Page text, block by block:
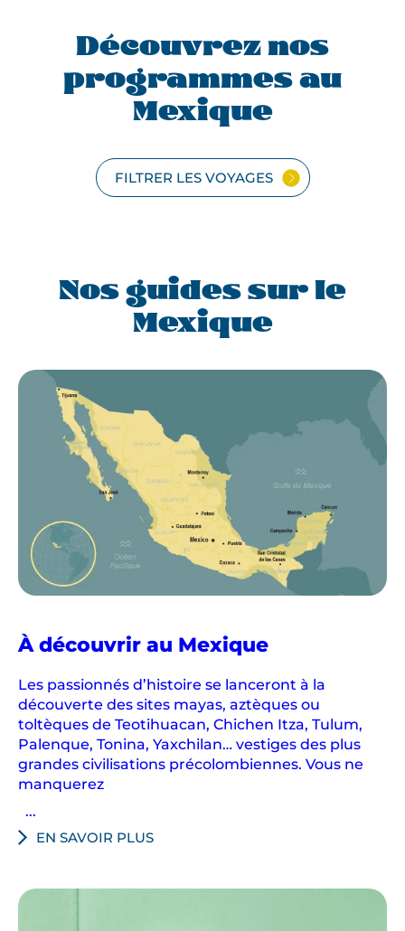
Découvrez nos
programmes au
Mexique
FILTRER LES VOYAGES
Nos guides sur le
Mexique
À découvrir au Mexique
Les passionnés d’histoire se lanceront à la
découverte des sites mayas, aztèques ou
toltèques de Teotihuacan, Chichen Itza, Tulum,
Palenque, Tonina, Yaxchilan… vestiges des plus
grandes civilisations précolombiennes. Vous ne
manquerez
...
EN SAVOIR PLUS